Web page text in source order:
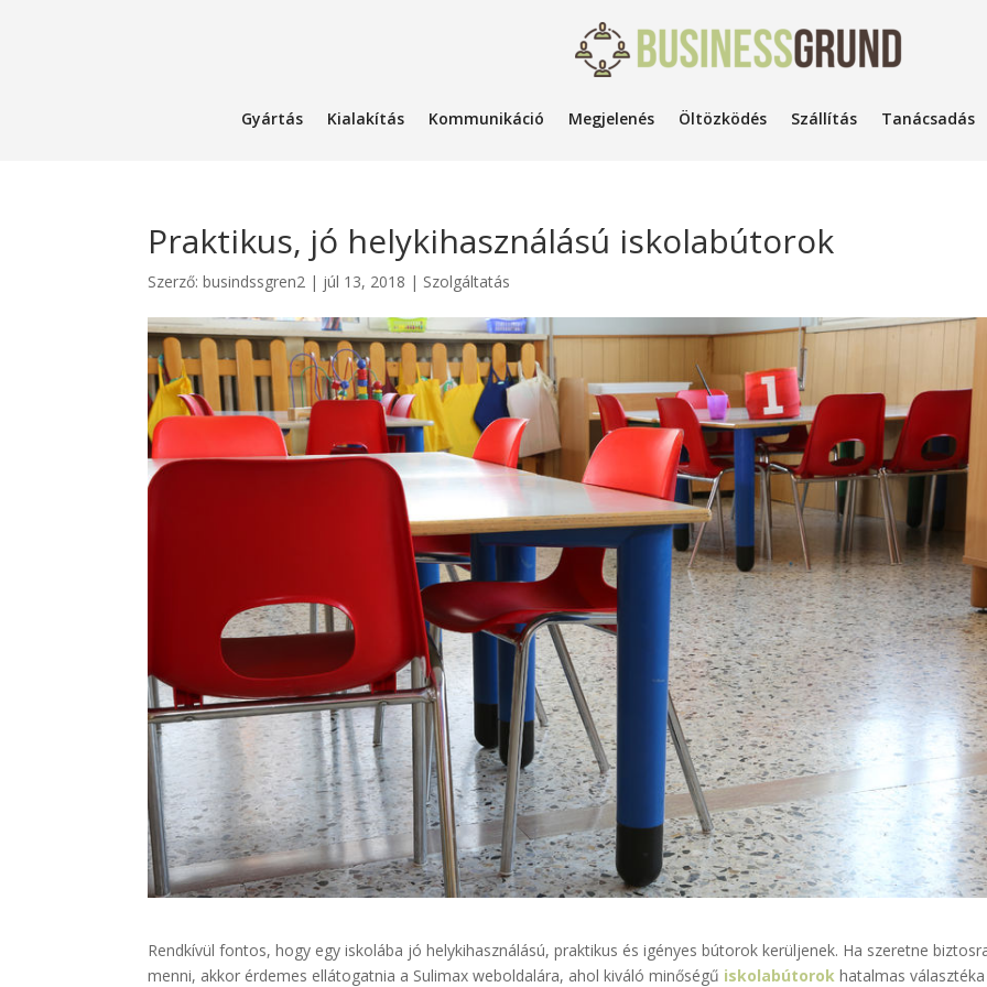
Gyártás Kialakítás Kommunikáció Megjelenés Öltözködés Szállítás Tanácsadás
Praktikus, jó helykihasználású iskolabútorok
Szerző:busindssgren2 | júl 13, 2018 | Szolgáltatás
Rendkívül fontos, hogy egy iskolába jó helykihasználású, praktikus és igényes bútorok kerüljenek. Ha szeretne
menni, akkor érdemes ellátogatnia a Sulimax weboldalára, ahol kiváló minőségű iskolabútorok hatalmas választéka